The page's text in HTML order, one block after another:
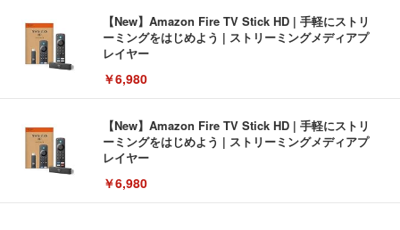
【New】Amazon Fire TV Stick HD | 手軽にストリ
ーミングをはじめよう | ストリーミングメディアプ
レイヤー
￥6,980
【New】Amazon Fire TV Stick HD | 手軽にストリ
ーミングをはじめよう | ストリーミングメディアプ
レイヤー
￥6,980